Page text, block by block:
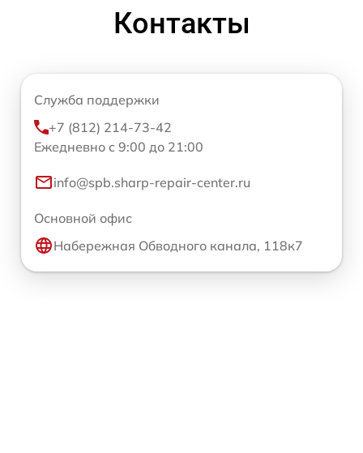
Контакты
Служба поддержки
+7 (812) 214-73-42
Ежедневно с 9:00 до 21:00
info@spb.sharp-repair-center.ru
Основной офис
Набережная Обводного канала, 118к7